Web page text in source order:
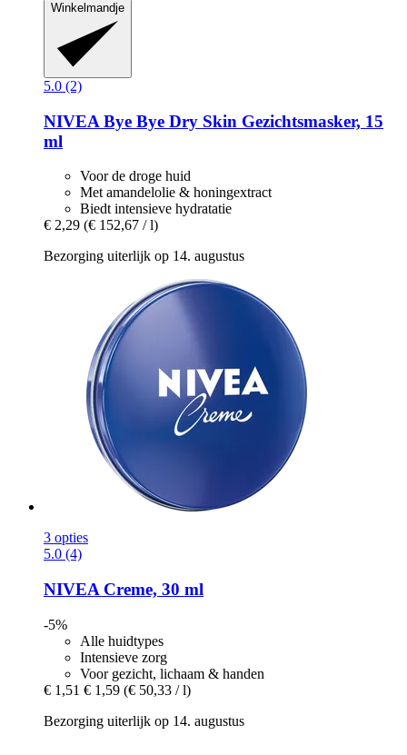
Winkelmandje
5.0 (2)
NIVEA Bye Bye Dry Skin Gezichtsmasker, 15
ml
Voor de droge huid
Met amandelolie & honingextract
Biedt intensieve hydratatie
€ 2,29 (€ 152,67 / l)
Bezorging uiterlijk op 14. augustus
3 opties
5.0 (4)
NIVEA Creme, 30 ml
-5%
Alle huidtypes
Intensieve zorg
Voor gezicht, lichaam & handen
€ 1,51 € 1,59 (€ 50,33 / l)
Bezorging uiterlijk op 14. augustus